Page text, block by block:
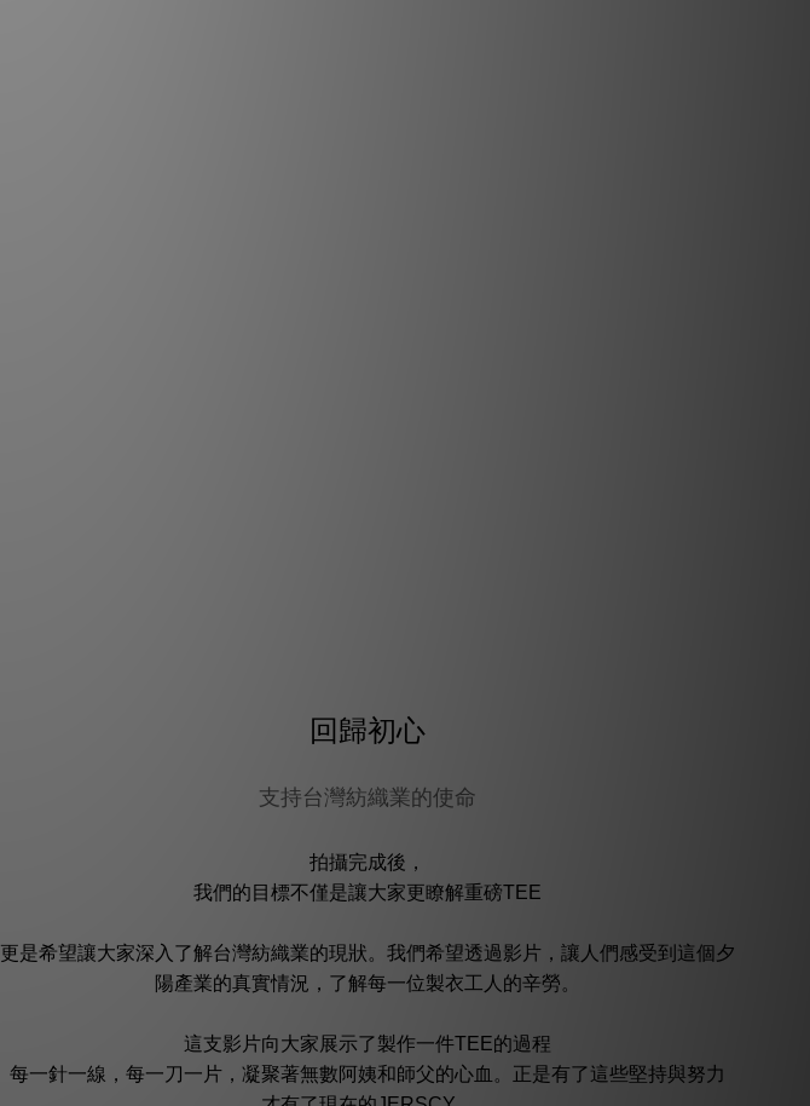
回歸初心
支持台灣紡織業的使命
拍攝完成後，
我們的目標不僅是讓大家更瞭解重磅TEE
更是希望讓大家深入了解台灣紡織業的現狀。我們希望透過影片，讓人們感受到這個夕
陽產業的真實情況，了解每一位製衣工人的辛勞。
這支影片向大家展示了製作一件TEE的過程
每一針一線，每一刀一片，凝聚著無數阿姨和師父的心血。正是有了這些堅持與努力